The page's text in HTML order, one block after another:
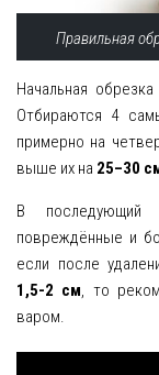
Правильная
Начальная
Отбираются 4
примерно на
выше их на 25–30
В последующий
повреждённые и
если после
1,5-2 см, то
варом.